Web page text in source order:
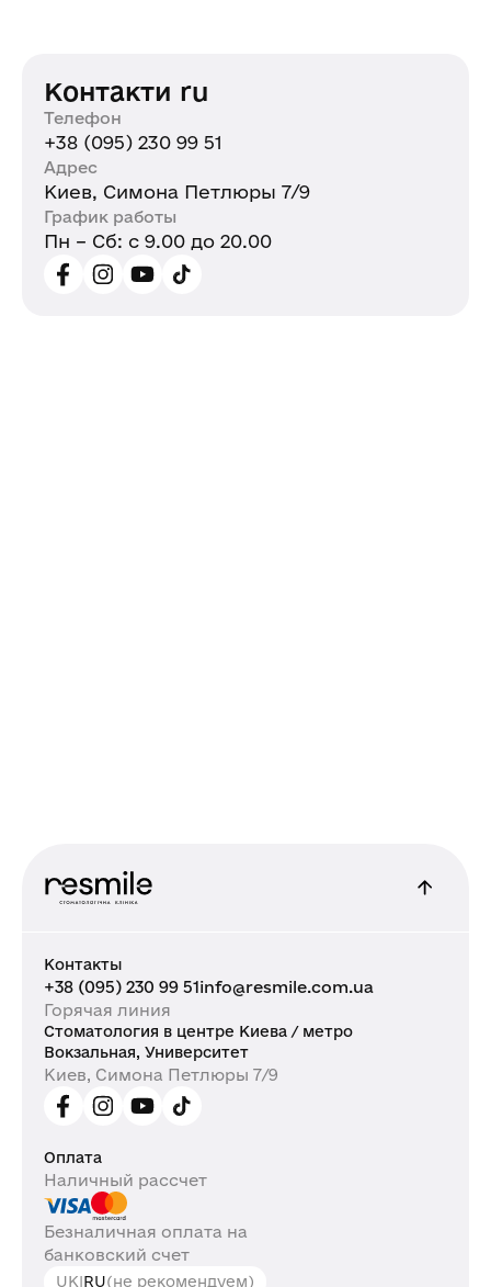
Контакти ru
Телефон
+38 (095) 230 99 51
Адрес
Киев, Симона Петлюры 7/9
График работы
Пн – Сб: с 9.00 до 20.00
Контакты
+38 (095) 230 99 51
Горячая линия
info@resmile.com.ua
Стоматология в центре Киева / метро
Вокзальная, Университет
Киев, Симона Петлюры 7/9
Оплата
Наличный рассчет
Безналичная оплата на
банковский счет
UK|RU(не рекомендуем)